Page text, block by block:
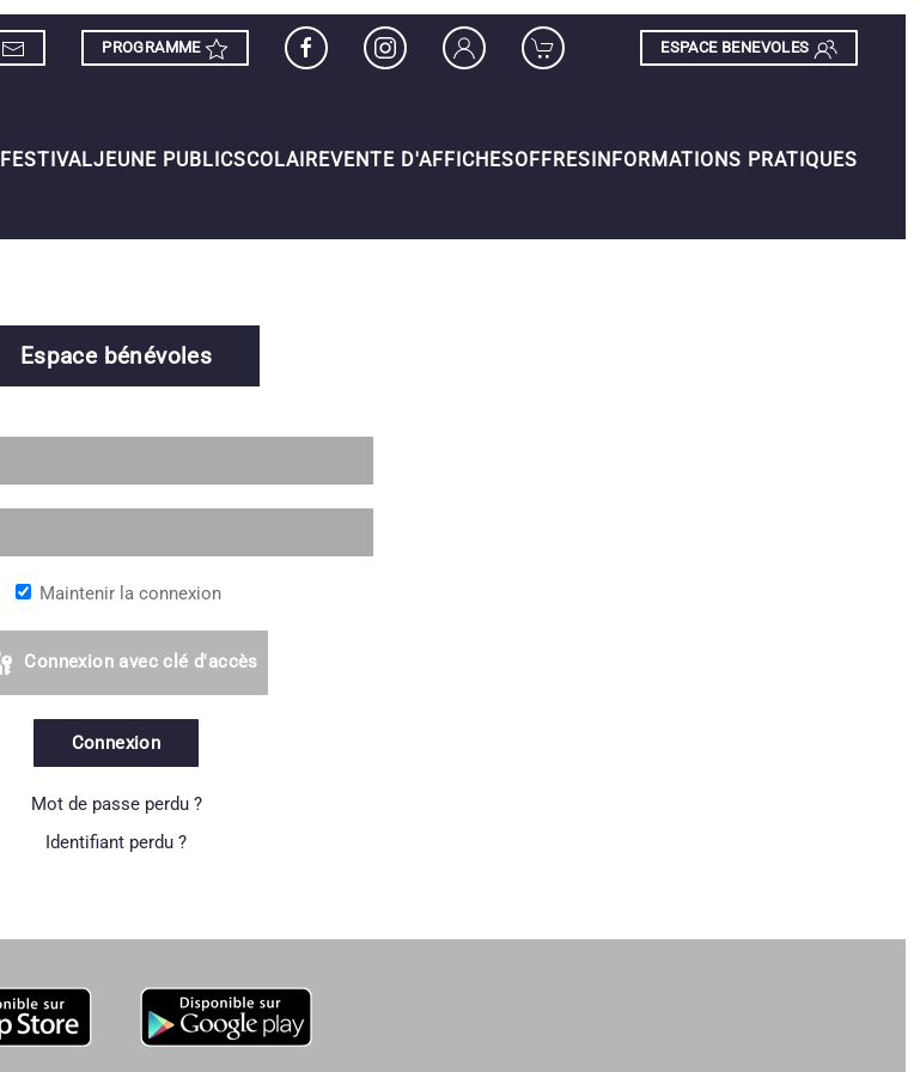
PROGRAMME ESPACE BENEVOLES
FESTIVALJEUNE PUBLICSCOLAIREVENTE D'AFFICHESOFFRESINFORMATIONS PRATIQUES
Espace bénévoles
Maintenir la connexion
Connexion avec clé d'accès
Connexion
Mot de passe perdu ?
Identifiant perdu ?